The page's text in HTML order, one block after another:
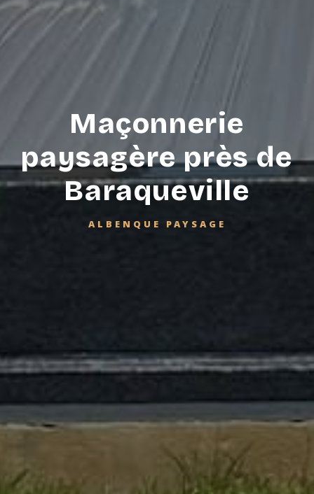
Maçonnerie
paysagère près de
Baraqueville
ALBENQUE PAYSAGE